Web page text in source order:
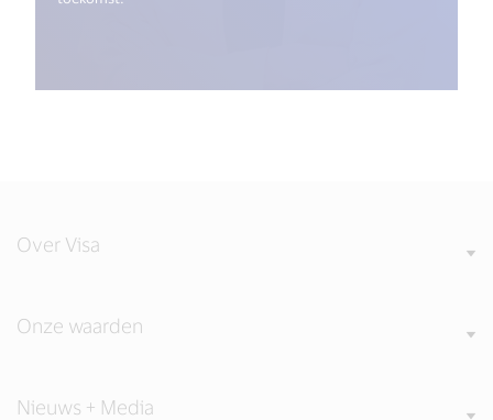
Over Visa
Onze waarden
Nieuws + Media